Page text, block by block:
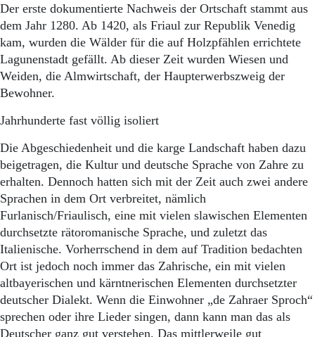
Der erste dokumentierte Nachweis der Ortschaft stammt aus
dem Jahr 1280. Ab 1420, als Friaul zur Republik Venedig
kam, wurden die Wälder für die auf Holzpfählen errichtete
Lagunenstadt gefällt. Ab dieser Zeit wurden Wiesen und
Weiden, die Almwirtschaft, der Haupterwerbszweig der
Bewohner.
Jahrhunderte fast völlig isoliert
Die Abgeschiedenheit und die karge Landschaft haben dazu
beigetragen, die Kultur und deutsche Sprache von Zahre zu
erhalten. Dennoch hatten sich mit der Zeit auch zwei andere
Sprachen in dem Ort verbreitet, nämlich
Furlanisch/Friaulisch, eine mit vielen slawischen Elementen
durchsetzte rätoromanische Sprache, und zuletzt das
Italienische. Vorherrschend in dem auf Tradition bedachten
Ort ist jedoch noch immer das Zahrische, ein mit vielen
altbayerischen und kärntnerischen Elementen durchsetzter
deutscher Dialekt. Wenn die Einwohner „de Zahraer Sproch“
sprechen oder ihre Lieder singen, dann kann man das als
Deutscher ganz gut verstehen. Das mittlerweile gut